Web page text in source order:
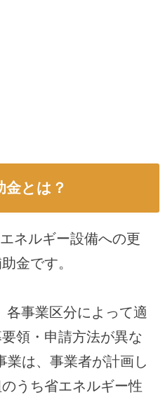
金とは？
ネルギー設備への更
金です。
各事業区分によって適
領・申請方法が異な
業は、事業者が計画し
うち省エネルギー性